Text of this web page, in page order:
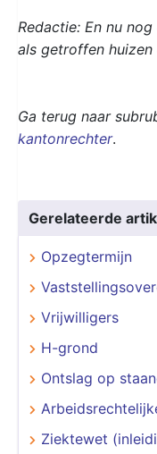
Redactie: En nu
als getroffen huizen
Ga terug naar
kantonrechter.
Gerelateerde
Opzegtermijn
Vrijwilligers
H-grond
Ontslag op
Ziektewet